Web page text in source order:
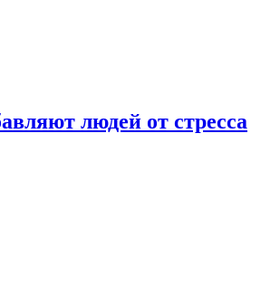
людей от стресса